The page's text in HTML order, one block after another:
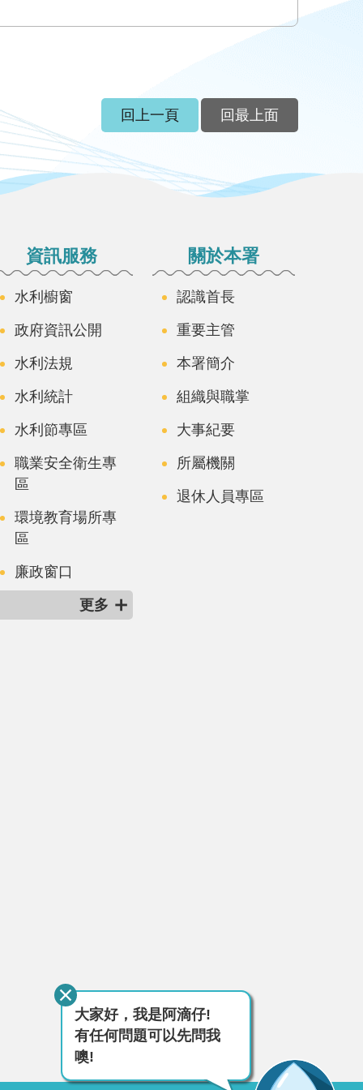
回上一頁 回最上面
資訊服務
水利櫥窗
政府資訊公開
水利法規
水利統計
水利節專區
職業安全衛生專
區
環境教育場所專
區
廉政窗口
更多
關於本署
認識首長
重要主管
本署簡介
組織與職掌
大事紀要
所屬機關
退休人員專區
大家好，我是阿滴仔!
有任何問題可以先問我
噢!